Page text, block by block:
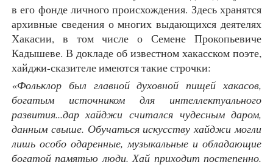
в его фонде личного происхождения. Здесь хранятся
архивные сведения о многих выдающихся деятелях
Хакасии, в том числе о Семене Прокопьевиче
Кадышеве. В докладе об известном хакасском поэте,
хайджи-сказителе имеются такие строчки:
«Фольклор был главной духовной пищей хакасов,
богатым источником для интеллектуального
развития...дар хайджи считался чудесным даром,
данным свыше. Обучаться искусству хайджи могли
лишь особо одаренные, музыкальные и обладающие
богатой памятью люди. Хай приходит постепенно.